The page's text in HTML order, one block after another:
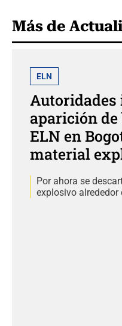
Más de
ELN
aparición
ELN en
material
Por ahora se
explosivo alrededor